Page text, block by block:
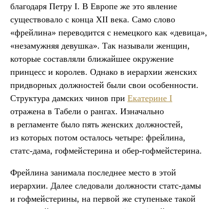
благодаря Петру I. В Европе же это явление
существовало с конца XII века. Само слово
«фрейлина» переводится с немецкого как «девица»,
«незамужняя девушка». Так называли женщин,
которые составляли ближайшее окружение
принцесс и королев. Однако в иерархии женских
придворных должностей были свои особенности.
Структура дамских чинов при Екатерине I
отражена в Табели о рангах. Изначально
в регламенте было пять женских должностей,
из которых потом осталось четыре: фрейлина,
статс-дама, гофмейстерина и обер-гофмейстерина.
Фрейлина занимала последнее место в этой
иерархии. Далее следовали должности статс-дамы
и гофмейстерины, на первой же ступеньке такой